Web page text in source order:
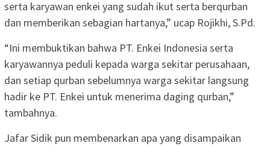
serta karyawan enkei yang sudah ikut serta berqurban
dan memberikan sebagian hartanya,” ucap Rojikhi, S.Pd.
“Ini membuktikan bahwa PT. Enkei Indonesia serta
karyawannya peduli kepada warga sekitar perusahaan,
dan setiap qurban sebelumnya warga sekitar langsung
hadir ke PT. Enkei untuk menerima daging qurban,”
tambahnya.
Jafar Sidik pun membenarkan apa yang disampaikan